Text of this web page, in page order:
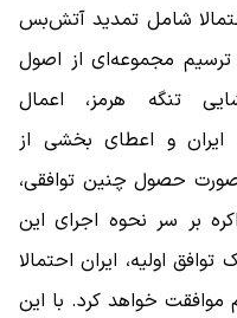
شامل تمدید آتش‌بس
۶۰ روز دیگر و ترسیم مجموعه‌ای از اصول
تنگه هرمز، اعمال
ایران و اعطای بخشی از
حصول چنین توافقی،
بر سر نحوه اجرای این
اولیه، ایران احتمالا
موافقت خواهد کرد. با این